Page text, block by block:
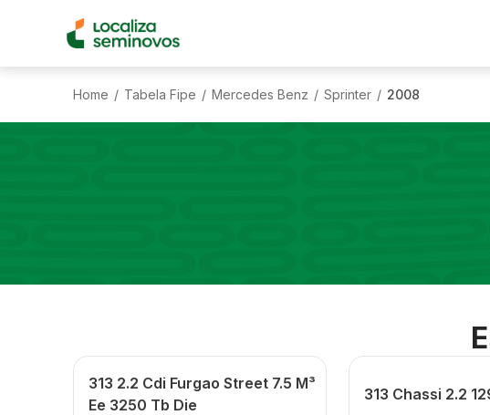
Home / Tabela Fipe / Mercedes Benz / Sprinter / 2008
313 2.2 Cdi Furgao Street 7.5 M³
Ee 3250 Tb Die
313 Chassi 2.2